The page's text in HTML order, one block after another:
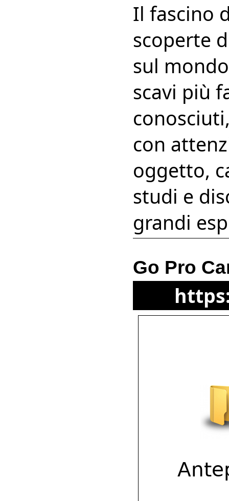
Il fascino
scoperte
sul
scavi più
con
oggetto,
studi e
grandi
Go Pro